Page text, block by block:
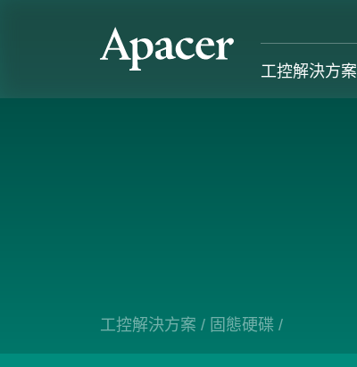
工控解決方案
產業應用
部落格
工控解決方案 / 固態硬碟 /